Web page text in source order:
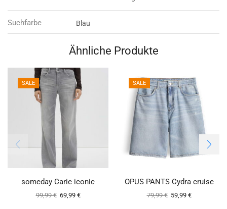
Suchfarbe Blau
Ähnliche Produkte
SALE
someday Carie iconic
99,99€ 69,99 €
SALE
OPUS PANTS Cydra cruise
79,99€ 59,99 €